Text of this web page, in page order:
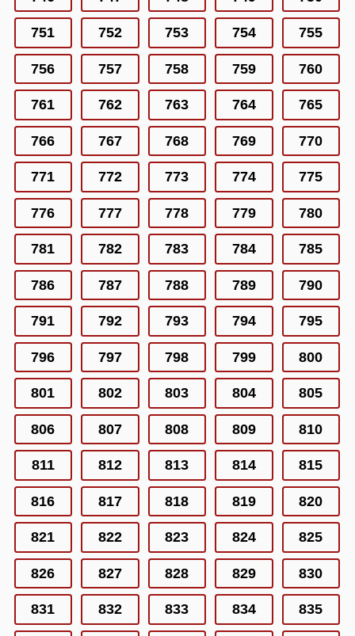
751 752 753 754 755
756 757 758 759 760
761 762 763 764 765
766 767 768 769 770
771 772 773 774 775
776 777 778 779 780
781 782 783 784 785
786 787 788 789 790
791 792 793 794 795
796 797 798 799 800
801 802 803 804 805
806 807 808 809 810
811 812 813 814 815
816 817 818 819 820
821 822 823 824 825
826 827 828 829 830
831 832 833 834 835